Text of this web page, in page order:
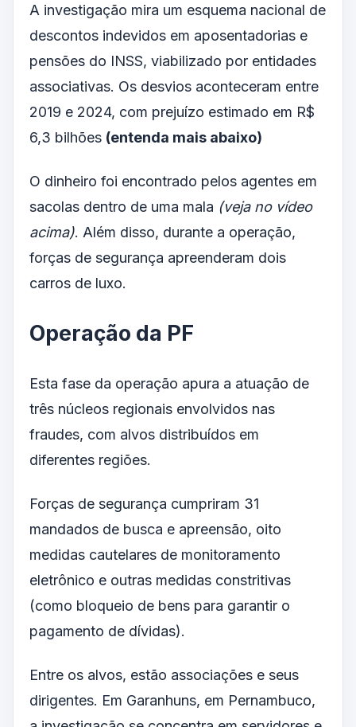
A investigação mira um esquema nacional de
descontos indevidos em aposentadorias e
pensões do INSS, viabilizado por entidades
associativas. Os desvios aconteceram entre
2019 e 2024, com prejuízo estimado em R$
6,3 bilhões (entenda mais abaixo)
O dinheiro foi encontrado pelos agentes em
sacolas dentro de uma mala (veja no vídeo
acima). Além disso, durante a operação,
forças de segurança apreenderam dois
carros de luxo.
Operação da PF
Esta fase da operação apura a atuação de
três núcleos regionais envolvidos nas
fraudes, com alvos distribuídos em
diferentes regiões.
Forças de segurança cumpriram 31
mandados de busca e apreensão, oito
medidas cautelares de monitoramento
eletrônico e outras medidas constritivas
(como bloqueio de bens para garantir o
pagamento de dívidas).
Entre os alvos, estão associações e seus
dirigentes. Em Garanhuns, em Pernambuco,